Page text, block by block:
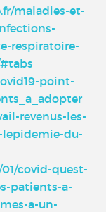
maladies-et-
respiratoire-
point-
revenus-les-
lepidemie-du-
covid-quest-
patients-a-
a-un-